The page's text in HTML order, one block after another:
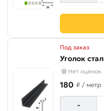
Под заказ
Уголок
Нет оценок
180 ₽ / метр
-